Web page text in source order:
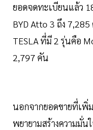
ยอดจดทะเบียนแล้ว
BYD Atto 3 ถึง
TESLA ที่มี 2 รุ่นคือ
2,797 คัน
นอกจากยอดขายที่เพิ่
พยายามสร้างความมั่